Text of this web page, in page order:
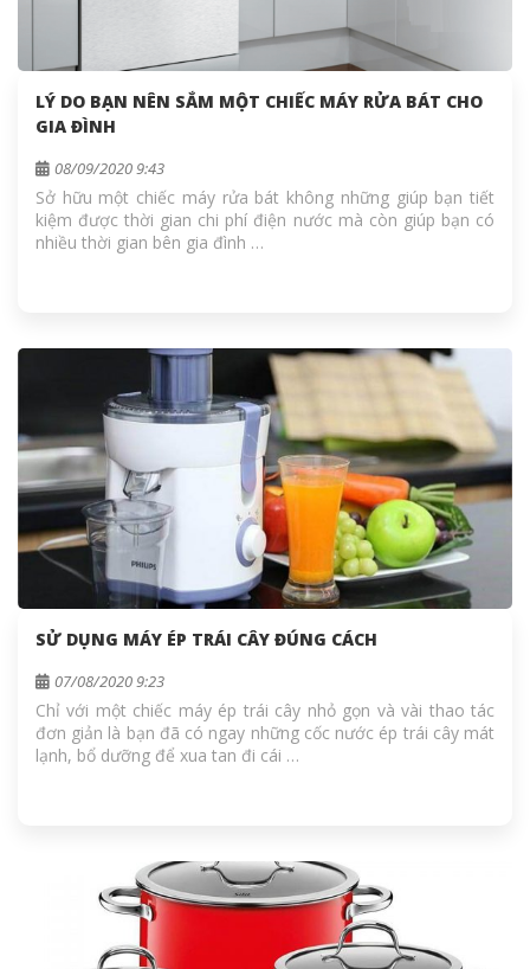
LÝ DO BẠN NÊN SẮM MỘT CHIẾC MÁY RỬA BÁT CHO
GIA ĐÌNH
08/09/2020 9:43
Sở hữu một chiếc máy rửa bát không những giúp bạn tiết
kiệm được thời gian chi phí điện nước mà còn giúp bạn có
nhiều thời gian bên gia đình …
SỬ DỤNG MÁY ÉP TRÁI CÂY ĐÚNG CÁCH
07/08/2020 9:23
Chỉ với một chiếc máy ép trái cây nhỏ gọn và vài thao tác
đơn giản là bạn đã có ngay những cốc nước ép trái cây mát
lạnh, bổ dưỡng để xua tan đi cái …